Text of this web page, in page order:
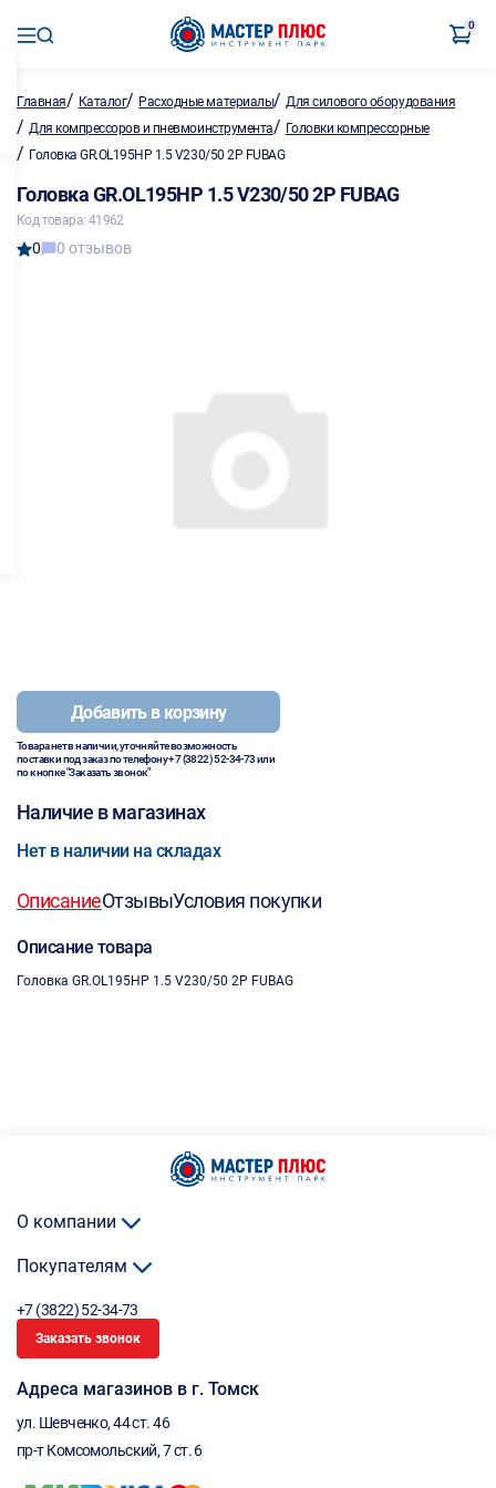
0
Главная/ Каталог/ Расходные материалы/Для силового оборудования
/ Для компрессоров и пневмоинструмента/ Головки компрессорные
/ Головка GR.OL195HP 1.5 V230/50 2P FUBAG
Головка GR.OL195HP 1.5 V230/50 2P FUBAG
Код товара: 41962
0 0 отзывов
Добавить в корзину
Товара нет в наличии, уточняйте возможность
поставки под заказ по телефону+7 (3822) 52-34-73или
по кнопке "Заказать звонок"
Наличие в магазинах
Нет в наличии на складах
ОписаниеОтзывыУсловия покупки
Описание товара
Головка GR.OL195HP 1.5 V230/50 2P FUBAG
О компании
Покупателям
+7 (3822) 52-34-73
Заказать звонок
Адреса магазинов в г. Томск
ул. Шевченко, 44 ст. 46
пр-т Комсомольский, 7 ст. 6